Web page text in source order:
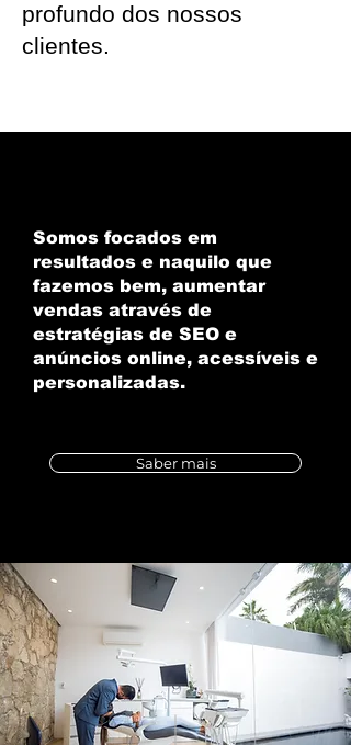
profundo dos nossos
clientes.
Somos focados em
resultados e naquilo que
fazemos bem, aumentar
vendas através de
estratégias de SEO e
anúncios online, acessíveis e
personalizadas.
Saber mais